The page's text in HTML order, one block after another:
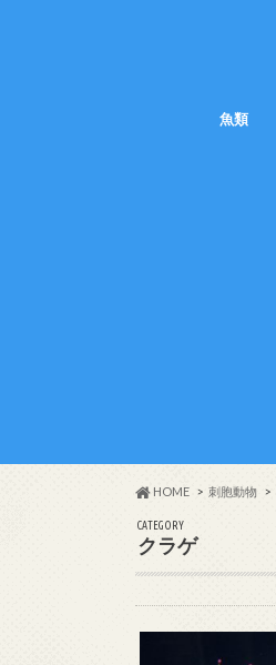
魚類
HOME 刺胞動物
CATEGORY
クラゲ